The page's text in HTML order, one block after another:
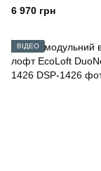
1160
6 970 грн
ВІДЕО